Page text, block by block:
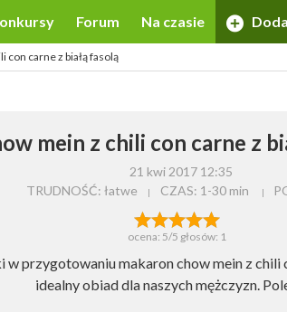
Forum Na czasie
con carne z białą fasolą
mein z chili con carne z
21 kwi 2017 12:35
TRUDNOŚĆ: łatwe
CZAS: 1-30 min
ocena: 5/5 głosów: 1
w przygotowaniu makaron chow mein z chili
idealny obiad dla naszych mężczyzn.